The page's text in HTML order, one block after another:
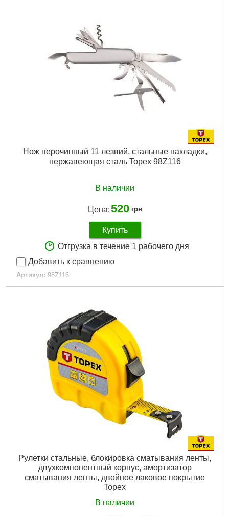
Нож перочинный 11 лезвий, стальные накладки,
нержавеющая сталь Topex 98Z116
В наличии
Цена:520 грн
Купить
Отгрузка в течение 1 рабочего дня
Добавить к сравнению
Артикул: 98Z116
Код товара: 17.31.21
Количество функций: 11 шт
металлический
Габариты упаковки: 180x130x20 мм
Вес брутто: 125 г
Подробнее...
Рулетки стальные, блокировка сматывания ленты,
двухкомпонентный корпус, амортизатор
сматывания ленты, двойное лаковое покрытие
Topex
В наличии